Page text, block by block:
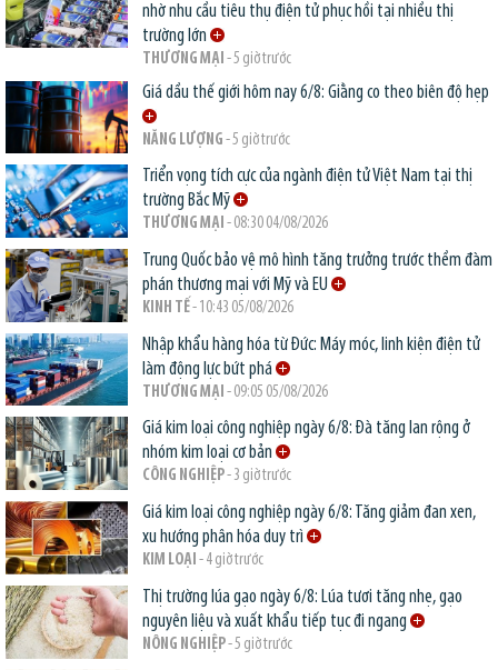
nhờ nhu cầu tiêu thụ điện tử phục hồi tại nhiều thị
trường lớn
THƯƠNG MẠI - 5 giờ trước
Giá dầu thế giới hôm nay 6/8: Giằng co theo biên độ hẹp
NĂNG LƯỢNG - 5 giờ trước
Triển vọng tích cực của ngành điện tử Việt Nam tại thị
trường Bắc Mỹ
THƯƠNG MẠI - 08:30 04/08/2026
Trung Quốc bảo vệ mô hình tăng trưởng trước thềm đàm
phán thương mại với Mỹ và EU
KINH TẾ- 10:43 05/08/2026
Nhập khẩu hàng hóa từ Đức: Máy móc, linh kiện điện tử
làm động lực bứt phá
THƯƠNG MẠI - 09:05 05/08/2026
Giá kim loại công nghiệp ngày 6/8: Đà tăng lan rộng ở
nhóm kim loại cơ bản
CÔNG NGHIỆP- 3 giờ trước
Giá kim loại công nghiệp ngày 6/8: Tăng giảm đan xen,
xu hướng phân hóa duy trì
KIM LOẠI - 4 giờ trước
Thị trường lúa gạo ngày 6/8: Lúa tươi tăng nhẹ, gạo
nguyên liệu và xuất khẩu tiếp tục đi ngang
NÔNG NGHIỆP- 5 giờ trước